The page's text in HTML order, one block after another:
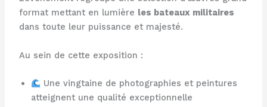
format mettant en lumière les bateaux militaires
dans toute leur puissance et majesté.
Au sein de cette exposition :
Une vingtaine de photographies et peintures
atteignent une qualité exceptionnelle